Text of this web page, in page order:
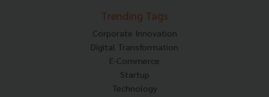
Trending Tags
Corporate Innovation
Digital Transformation
E-Commerce
Startup
Technology